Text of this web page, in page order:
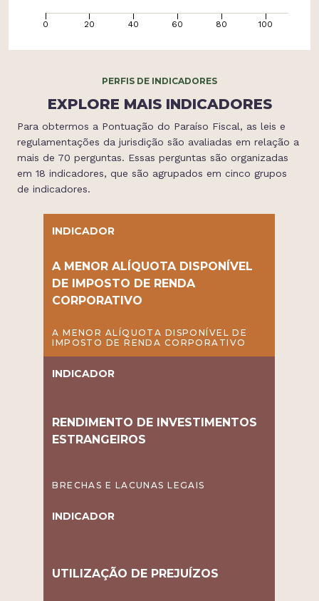
0 20 40 60 80 100
PERFIS DE INDICADORES
EXPLORE MAIS INDICADORES
Para obtermos a Pontuação do Paraíso Fiscal, as leis e
regulamentações da jurisdição são avaliadas em relação a
mais de 70 perguntas. Essas perguntas são organizadas
em 18 indicadores, que são agrupados em cinco grupos
de indicadores.
INDICADOR
A MENOR ALÍQUOTA DISPONÍVEL
DE IMPOSTO DE RENDA
CORPORATIVO
A MENOR ALÍQUOTA DISPONÍVEL DE
IMPOSTO DE RENDA CORPORATIVO
INDICADOR
RENDIMENTO DE INVESTIMENTOS
ESTRANGEIROS
BRECHAS E LACUNAS LEGAIS
INDICADOR
UTILIZAÇÃO DE PREJUÍZOS